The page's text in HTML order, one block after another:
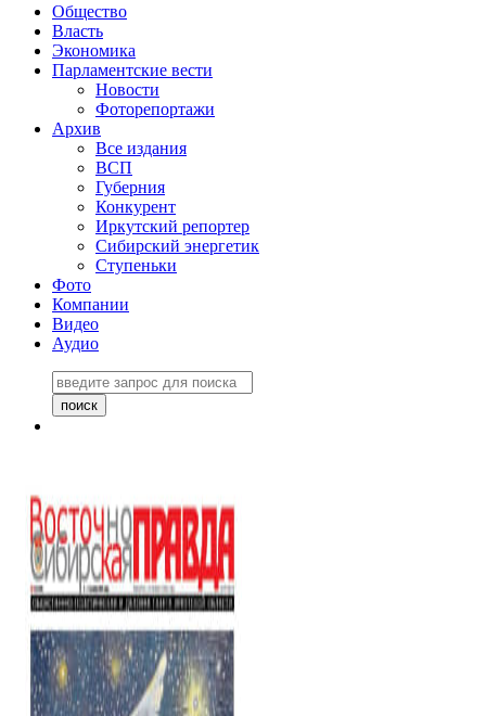
Общество
Власть
Экономика
Парламентские вести
Новости
Фоторепортажи
Архив
Все издания
ВСП
Губерния
Конкурент
Иркутский репортер
Сибирский энергетик
Ступеньки
Фото
Компании
Видео
Аудио